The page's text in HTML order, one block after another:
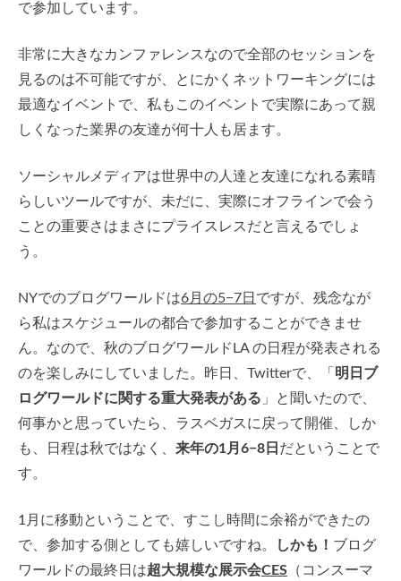
で参加しています。
非常に大きなカンファレンスなので全部のセッションを
見るのは不可能ですが、とにかくネットワーキングには
最適なイベントで、私もこのイベントで実際にあって親
しくなった業界の友達が何十人も居ます。
ソーシャルメディアは世界中の人達と友達になれる素晴
らしいツールですが、未だに、実際にオフラインで会う
ことの重要さはまさにプライスレスだと言えるでしょ
う。
NYでのブログワールドは6月の5−7日 ですが、残念なが
ら私はスケジュールの都合で参加することができませ
ん。なので、秋のブログワールドLA の日程が発表される
のを楽しみにしていました。昨日、Twitterで、「 明日ブ
ログワールドに関する重大発表がある 」と聞いたので、
何事かと思っていたら、ラスベガスに戻って開催、しか
も、日程は秋ではなく、 来年の1月6−8日 だということで
す。
1月に移動ということで、すこし時間に余裕ができたの
で、参加する側としても嬉しいですね。
しかも！ ブログ
ワールドの最終日は超大規模な展示会CES （コンスーマ